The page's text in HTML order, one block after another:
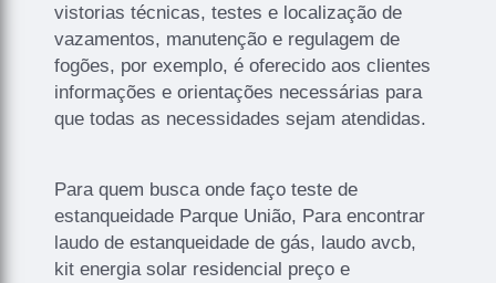
vistorias técnicas, testes e localização de
vazamentos, manutenção e regulagem de
fogões, por exemplo, é oferecido aos clientes
informações e orientações necessárias para
que todas as necessidades sejam atendidas.
Para quem busca onde faço teste de
estanqueidade Parque União, Para encontrar
laudo de estanqueidade de gás, laudo avcb,
kit energia solar residencial preço e